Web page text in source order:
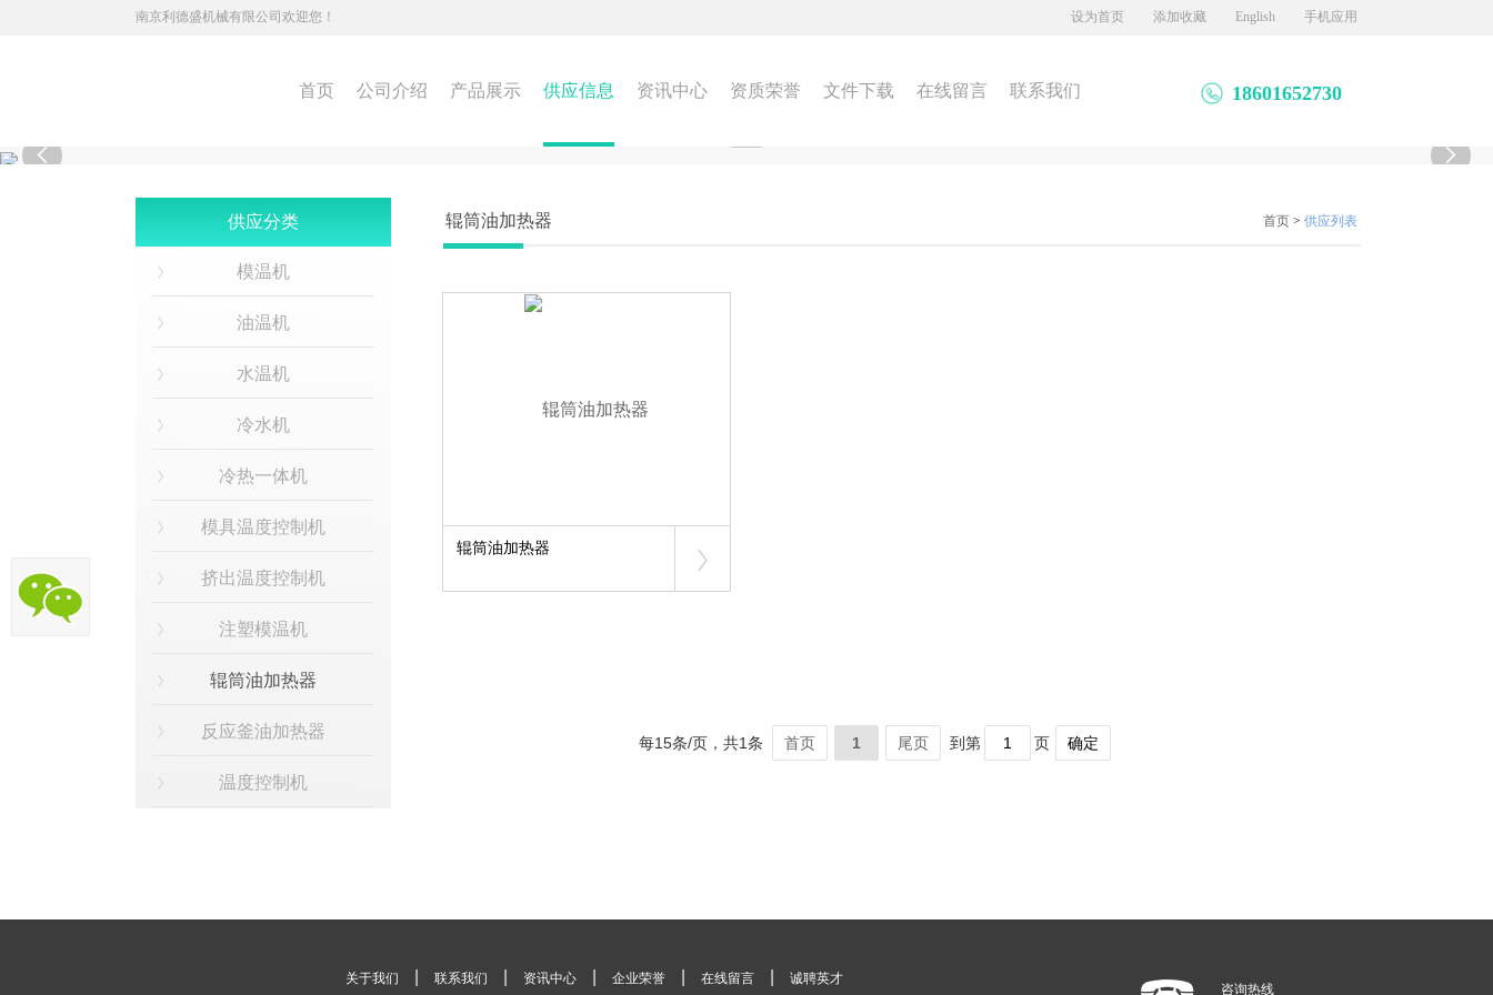
南京利德盛机械有限公司欢迎您！ 设为首页 添加收藏 English 手机应用
首页 公司介绍 产品展示 供应信息 资讯中心 资质荣誉 文件下载 在线留言 联系我们 18601652730
 
供应分类
模温机
油温机
水温机
冷水机
冷热一体机
模具温度控制机
挤出温度控制机
注塑模温机
辊筒油加热器
反应釜油加热器
温度控制机
辊筒油加热器 首页 > 供应列表
辊筒油加热器
每15条/页，共1条 首页 1 尾页 到第 页 确定
关于我们 联系我们 资讯中心 企业荣誉 在线留言 诚聘英才
咨询热线